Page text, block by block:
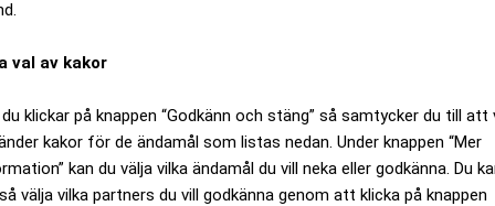
val av kakor
klickar på knappen “Godkänn och stäng” så samtycker du till att
kakor för de ändamål som listas nedan. Under knappen “Mer
kan du välja vilka ändamål du vill neka eller godkänna. Du
välja vilka partners du vill godkänna genom att klicka på knappen
mänskliga faktorn då – möjligen att inte alla i systemet
nu fått så bra möjligheter att investera i lån att det ska
som har en bra affärsidé.
lån kan lätt uppfattas som ett hån av de många små
får lägga om sina gamla.